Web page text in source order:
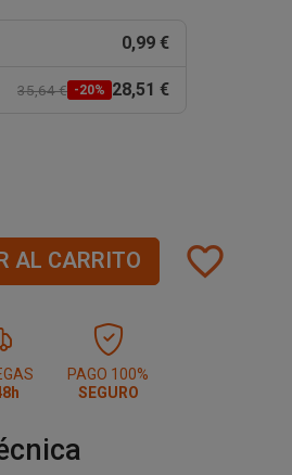
0,99 €
35,64 € -20% 28,51 €
AL CARRITO favorite_border
PAGO 100%
SEGURO